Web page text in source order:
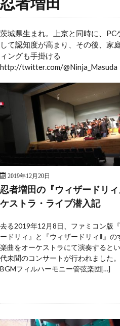
茨城県生まれ。上京と同時に、
して認知度が高まり、その後、家
ィングも手掛ける
http://twitter.com/@Ninja_Masuda
2019年12月20日
忍者増田の『ウィザードリ
ケストラ・ライブ潜入記
去る2019年12月8日、ファミコン版
ードリィ』と『ウィザードリィⅡ』の
楽曲をオーケストラにて演奏すると
代未聞のコンサートが行われました
BGMフィルハーモニー管弦楽団[…]